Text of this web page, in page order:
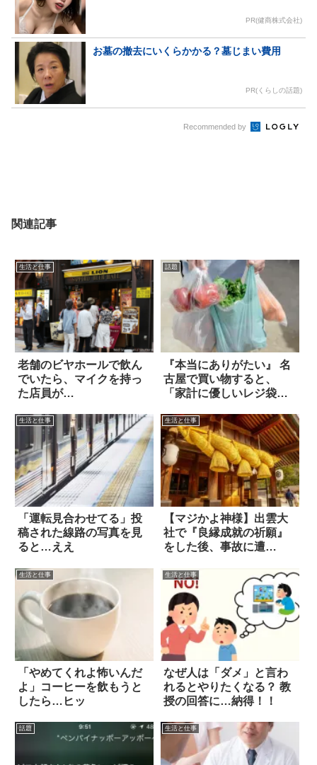
PR(健商株式会社)
お墓の撤去にいくらかかる？墓じまい費用
PR(くらしの話題)
Recommended by
関連記事
生活と仕事
老舗のビヤホールで飲ん
でいたら、マイクを持っ
た店員が…
話題
『本当にありがたい』 名
古屋で買い物すると、
「家計に優しいレジ袋」
生活と仕事
「運転見合わせてる」投
稿された線路の写真を見
ると…ええ
生活と仕事
【マジかよ神様】出雲大
社で『良縁成就の祈願』
をした後、事故に遭
生活と仕事
「やめてくれよ怖いんだ
よ」コーヒーを飲もうと
したら…ヒッ
生活と仕事
なぜ人は「ダメ」と言わ
れるとやりたくなる？ 教
授の回答に…納得！！
話題 生活と仕事